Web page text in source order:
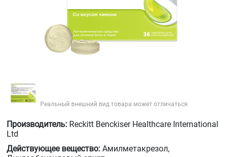
Реальный внешний вид товара может отличаться
Производитель: Reckitt Benckiser Healthcare International
Ltd
Действующее вещество: Амилметакрезол,